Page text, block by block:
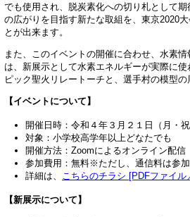
でも使用され、脱炭素化への切り札として
の広がりを目指す新たな取組を、東京2020
とが出来ます。
また、このイベントの開催に合わせ、水素
は、新展示として水素エネルギーが実際に
ピック聖火リレートーチと、選手村の模型の
【イベントについて】
開催日時：令和４年３月２１日（月・
対象：小学校高学年以上どなたでも
開催方法：Zoomによるオンライン配信
参加費用：無料※ただし、通信料は参
詳細は、
こちらのチラシ [PDFファイル
【新展示について】